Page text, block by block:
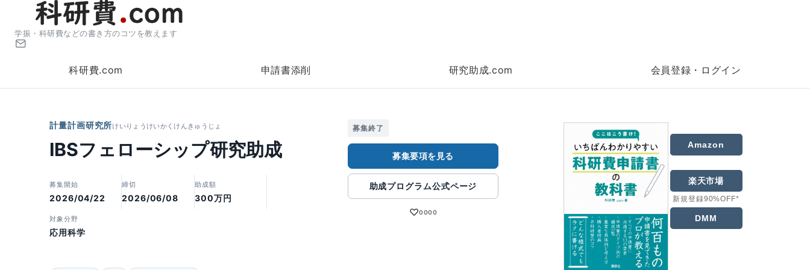
学振・科研費などの書き方のコツを教えます
科研費.com 申請書添削 研究助成.com 会員登録・ログイン
計量計画研究所けいりょうけいかくけんきゅうじょ
IBSフェローシップ研究助成
募集開始
2026/04/22
締切
2026/06/08
助成額
300万円
対象分野
応用科学
募集終了
募集要項を見る
助成プログラム公式ページ
♡0000
Amazon
楽天市場
新規登録90%OFF*
DMM